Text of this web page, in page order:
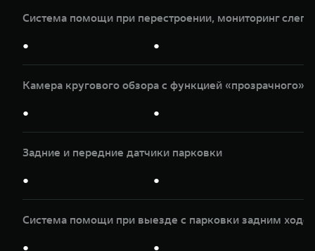
Система помощи при перестроении, мониторинг
● ●
Камера кругового обзора с функцией «прозрачного»
● ●
Задние и передние датчики парковки
● ●
Система помощи при выезде с парковки задним
● ●